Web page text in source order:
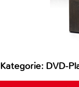
Kategorie: DVD-